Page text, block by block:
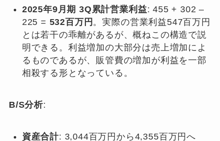
2025年9月期 3Q累計営業利益: 455 + 302 –
225 = 532百万円 。実際の営業利益547百万円
とは若干の乖離があるが、概ねこの構造で説
明できる。利益増加の大部分は売上増加によ
るものであるが、販管費の増加が利益を一部
相殺する形となっている。
B/S分析:
資産合計: 3,044百万円から4,355百万円へ